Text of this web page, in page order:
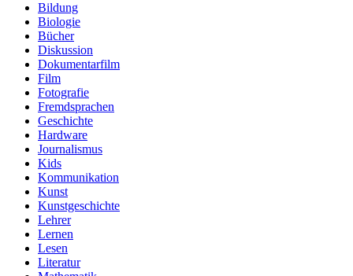
Bildung
Biologie
Bücher
Diskussion
Dokumentarfilm
Film
Fotografie
Fremdsprachen
Geschichte
Hardware
Journalismus
Kids
Kommunikation
Kunst
Kunstgeschichte
Lehrer
Lernen
Lesen
Literatur